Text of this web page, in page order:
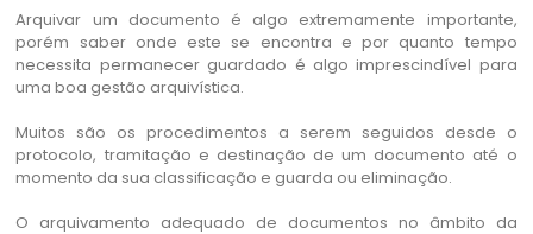
Arquivar um documento é algo extremamente importante,
porém saber onde este se encontra e por quanto tempo
necessita permanecer guardado é algo imprescindível para
uma boa gestão arquivística.
Muitos são os procedimentos a serem seguidos desde o
protocolo, tramitação e destinação de um documento até o
momento da sua classificação e guarda ou eliminação.
O arquivamento adequado de documentos no âmbito da